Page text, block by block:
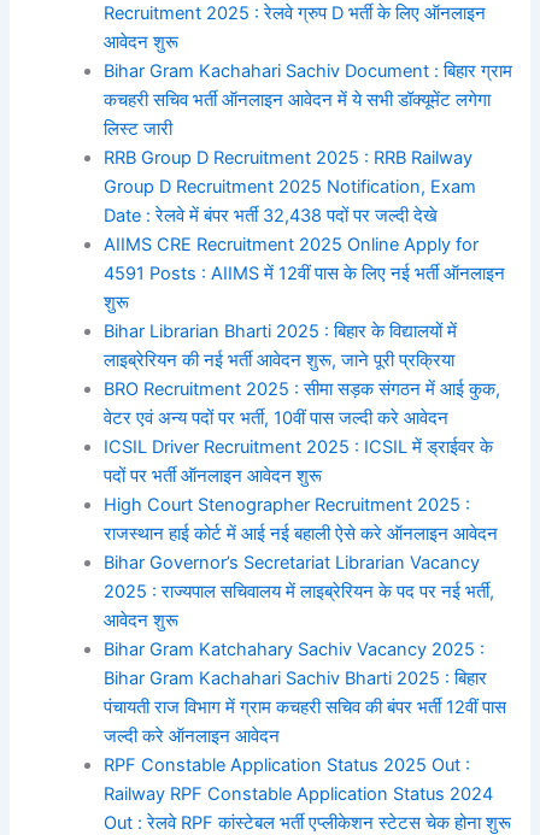
Recruitment 2025 : रेलवे ग्रुप D भर्ती के लिए ऑनलाइन
आवेदन शुरू
Bihar Gram Kachahari Sachiv Document : बिहार ग्राम
कचहरी सचिव भर्ती ऑनलाइन आवेदन में ये सभी डॉक्यूमेंट लगेगा
लिस्ट जारी
RRB Group D Recruitment 2025 : RRB Railway
Group D Recruitment 2025 Notification, Exam
Date : रेलवे में बंपर भर्ती 32,438 पदों पर जल्दी देखे
AIIMS CRE Recruitment 2025 Online Apply for
4591 Posts : AIIMS में 12वीं पास के लिए नई भर्ती ऑनलाइन
शुरू
Bihar Librarian Bharti 2025 : बिहार के विद्यालयों में
लाइब्रेरियन की नई भर्ती आवेदन शुरू, जाने पूरी प्रक्रिया
BRO Recruitment 2025 : सीमा सड़क संगठन में आई कुक,
वेटर एवं अन्य पदों पर भर्ती, 10वीं पास जल्दी करे आवेदन
ICSIL Driver Recruitment 2025 : ICSIL में ड्राईवर के
पदों पर भर्ती ऑनलाइन आवेदन शुरू
High Court Stenographer Recruitment 2025 :
राजस्थान हाई कोर्ट में आई नई बहाली ऐसे करे ऑनलाइन आवेदन
Bihar Governor’s Secretariat Librarian Vacancy
2025 : राज्यपाल सचिवालय में लाइब्रेरियन के पद पर नई भर्ती,
आवेदन शुरू
Bihar Gram Katchahary Sachiv Vacancy 2025 :
Bihar Gram Kachahari Sachiv Bharti 2025 : बिहार
पंचायती राज विभाग में ग्राम कचहरी सचिव की बंपर भर्ती 12वीं पास
जल्दी करे ऑनलाइन आवेदन
RPF Constable Application Status 2025 Out :
Railway RPF Constable Application Status 2024
Out : रेलवे RPF कांस्टेबल भर्ती एप्लीकेशन स्टेटस चेक होना शुरू